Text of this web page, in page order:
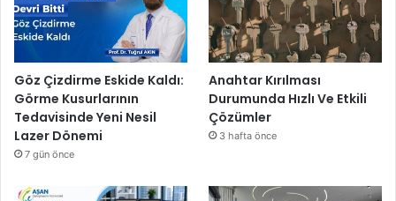
ç
ı
l
a
d
Göz Çizdirme Eskide Kaldı:
Görme Kusurlarının
Tedavisinde Yeni Nesil
Lazer Dönemi
7 gün önce
Anahtar Kırılması
Durumunda Hızlı Ve Etkili
Çözümler
3 hafta önce